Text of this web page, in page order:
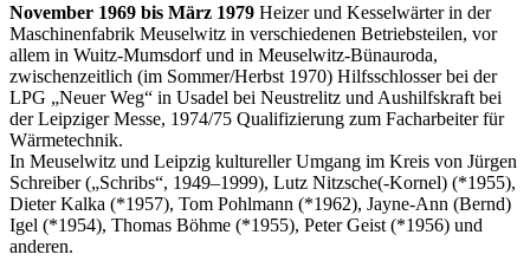
November 1969 bis März 1979 Heizer und Kesselwärter in der
Maschinenfabrik Meuselwitz in verschiedenen Betriebsteilen, vor
allem in Wuitz-Mumsdorf und in Meuselwitz-Bünauroda,
zwischenzeitlich (im Sommer/Herbst 1970) Hilfsschlosser bei der
LPG „Neuer Weg“ in Usadel bei Neustrelitz und Aushilfskraft bei
der Leipziger Messe, 1974/75 Qualifizierung zum Facharbeiter für
Wärmetechnik.
In Meuselwitz und Leipzig kultureller Umgang im Kreis von Jürgen
Schreiber („Schribs“, 1949–1999), Lutz Nitzsche(-Kornel) (*1955),
Dieter Kalka (*1957), Tom Pohlmann (*1962), Jayne-Ann (Bernd)
Igel (*1954), Thomas Böhme (*1955), Peter Geist (*1956) und
anderen.